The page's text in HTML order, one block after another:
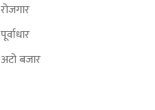
रोजगार
पूर्वाधार
अटो बजार